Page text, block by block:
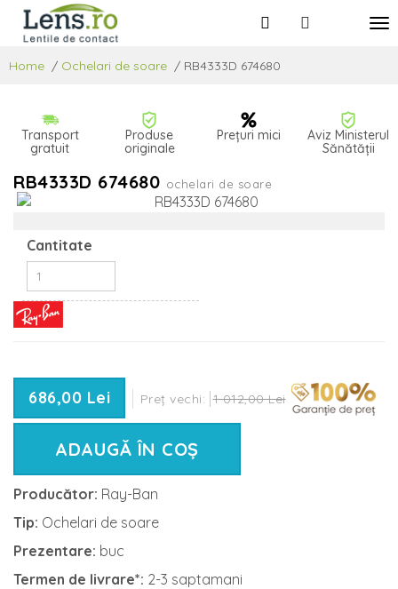
Home / Ochelari de soare / RB4333D 674680
Transport
gratuit
Produse
originale
Prețuri mici
Aviz Ministerul
Sănătății
RB4333D 674680 ochelari de soare
Cantitate
686,00 Lei Preț vechi: 1 012,00 Lei
ADAUGĂ ÎN COȘ
Producător: Ray-Ban
Tip: Ochelari de soare
Prezentare: buc
Termen de livrare*: 2-3 saptamani